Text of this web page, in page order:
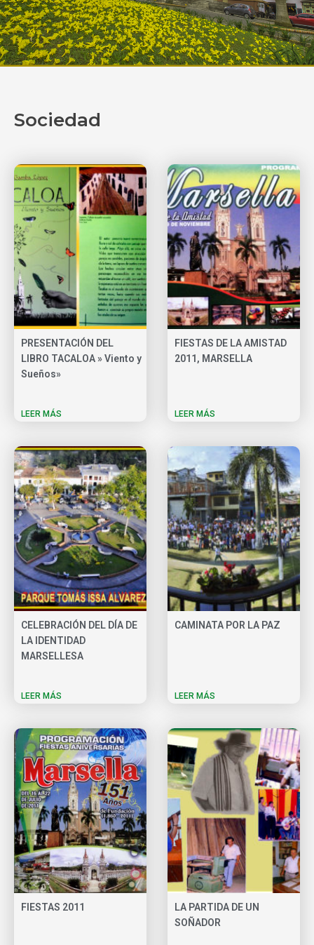
Sociedad
PRESENTACIÓN DEL
LIBRO TACALOA » Viento y
Sueños»
LEER MÁS
FIESTAS DE LA AMISTAD
2011, MARSELLA
LEER MÁS
CELEBRACIÓN DEL DÍA DE
LA IDENTIDAD
MARSELLESA
LEER MÁS
CAMINATA POR LA PAZ
LEER MÁS
FIESTAS 2011
LA PARTIDA DE UN
SOÑADOR
Página PáginaPáginaPáginaPágina